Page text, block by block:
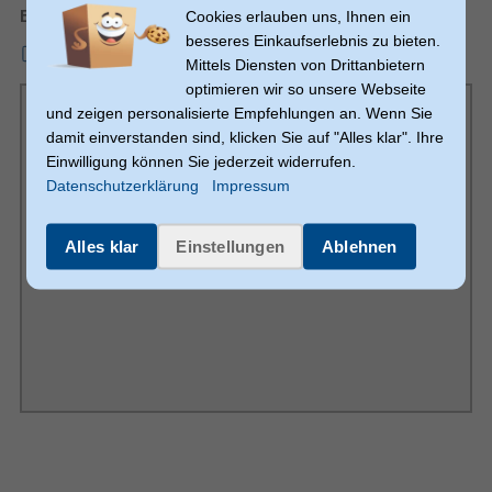
Befestigungstyp Wand
Minimale VESA-Halterung
Maximale VESA-Halterung 400 x 400 mm
Panel-Montage-Schnittstelle
100 x 100,200 x 100,200 x 200,300 x 200,300 x
300,400 x 200,400 x 400,400 x 300
Max. Traglast
Maximale Gewichtskapazität
(pro Monitor)
100 kg
Bedienungsanleitung
mmo_132260987_1749211840_4728_2268688.pdf
Cookies erlauben uns, Ihnen ein
besseres Einkaufserlebnis zu bieten.
Mittels Diensten von Drittanbietern
optimieren wir so unsere Webseite
und zeigen personalisierte Empfehlungen an. Wenn Sie
damit einverstanden sind, klicken Sie auf "Alles klar". Ihre
Einwilligung können Sie jederzeit widerrufen.
Datenschutzerklärung
Impressum
Alles klar Einstellungen Ablehnen